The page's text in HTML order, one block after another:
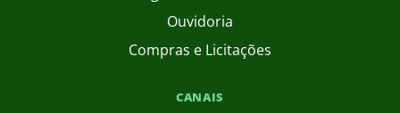
Ouvidoria
Compras e Licitações
CANAIS